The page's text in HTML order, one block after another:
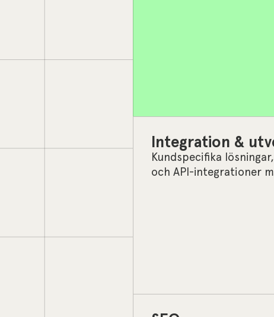
Integration &
Kundspecifika
och API-integrationer